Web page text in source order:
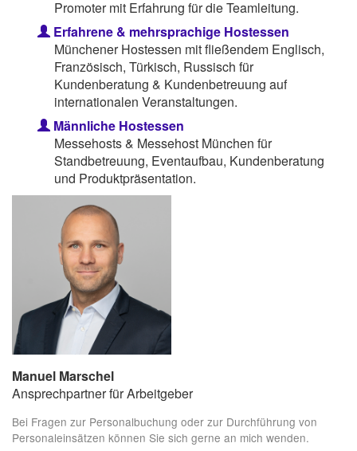
Promoter mit Erfahrung für die Teamleitung.
Erfahrene & mehrsprachige Hostessen
Münchener Hostessen mit fließendem Englisch,
Französisch, Türkisch, Russisch für
Kundenberatung & Kundenbetreuung auf
internationalen Veranstaltungen.
Männliche Hostessen
Messehosts & Messehost München für
Standbetreuung, Eventaufbau, Kundenberatung
und Produktpräsentation.
Manuel Marschel
Ansprechpartner für Arbeitgeber
Bei Fragen zur Personalbuchung oder zur Durchführung von
Personaleinsätzen können Sie sich gerne an mich wenden.